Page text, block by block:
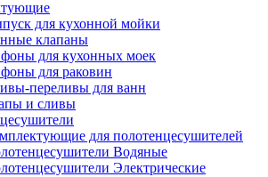
для кухонной мойки
клапаны
для кухонных моек
для раковин
переливы для ванн
и сливы
для полотенцесушителей
Водяные
Электрические